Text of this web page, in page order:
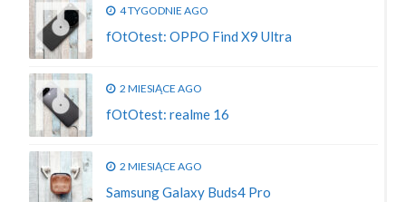
4 TYGODNIE AGO
fOtOtest: OPPO Find X9 Ultra
2 MIESIĄCE AGO
fOtOtest: realme 16
2 MIESIĄCE AGO
Samsung Galaxy Buds4 Pro